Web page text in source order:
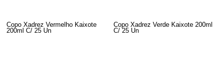
Copo Xadrez Vermelho Kaixote
200ml C/ 25 Un
Copo Xadrez Verde Kaixote 200ml
C/ 25 Un